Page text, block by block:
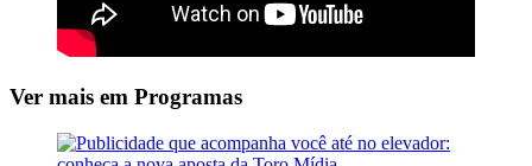
Ver mais em Programas